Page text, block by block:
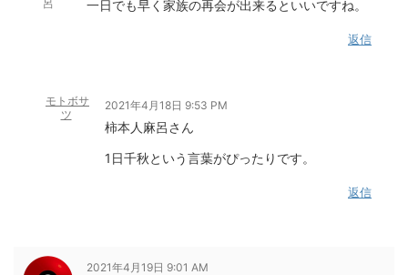
呂
一日でも早く家族の再会が出来るといいですね。
返信
モトボサ
ツ
2021年4月18日 9:53 PM
柿本人麻呂さん
1日千秋という言葉がぴったりです。
返信
2021年4月19日 9:01 AM